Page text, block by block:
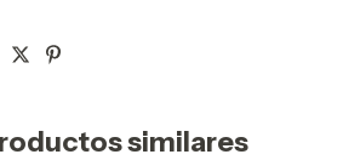
similares